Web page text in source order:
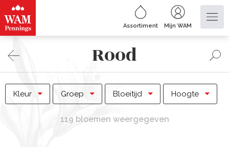
Assortiment Mijn WAM
Rood
Kleur Groep Bloeitijd Hoogte
119 bloemen weergegeven